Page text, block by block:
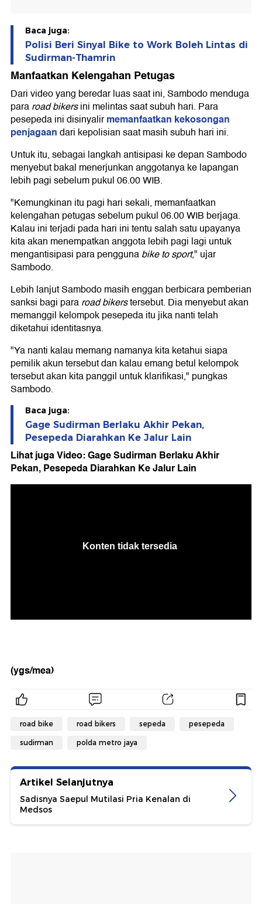
Baca juga:
Polisi Beri Sinyal Bike to Work Boleh Lintas di
Sudirman-Thamrin
Manfaatkan Kelengahan Petugas
Dari video yang beredar luas saat ini, Sambodo menduga
pararoad bikersini melintas saat subuh hari. Para
pesepeda ini disinyalirmemanfaatkan kekosongan
penjagaandari kepolisian saat masih subuh hari ini.
Untuk itu, sebagai langkah antisipasi ke depan Sambodo
menyebut bakal menerjunkan anggotanya ke lapangan
lebih pagi sebelum pukul 06.00 WIB.
"Kemungkinan itu pagi hari sekali, memanfaatkan
kelengahan petugas sebelum pukul 06.00 WIB berjaga.
Kalau ini terjadi pada hari ini tentu salah satu upayanya
kita akan menempatkan anggota lebih pagi lagi untuk
mengantisipasi para penggunabike to sport," ujar
Sambodo.
Lebih lanjut Sambodo masih enggan berbicara pemberian
sanksi bagi pararoad bikerstersebut. Dia menyebut akan
memanggil kelompok pesepeda itu jika nanti telah
diketahui identitasnya.
"Ya nanti kalau memang namanya kita ketahui siapa
pemilik akun tersebut dan kalau emang betul kelompok
tersebut akan kita panggil untuk klarifikasi," pungkas
Sambodo.
Baca juga:
Gage Sudirman Berlaku Akhir Pekan,
Pesepeda Diarahkan Ke Jalur Lain
Lihat juga Video: Gage Sudirman Berlaku Akhir
Pekan, Pesepeda Diarahkan Ke Jalur Lain
(ygs/mea)
road bike road bikers sepeda pesepeda
sudirman polda metro jaya
Artikel Selanjutnya
Sadisnya Saepul Mutilasi Pria Kenalan di
Medsos